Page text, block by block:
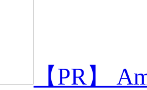
【PR】